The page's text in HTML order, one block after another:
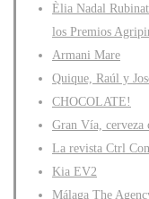
Èlia Nadal
los Premios
Armani Mare
Quique, Raúl y
CHOCOLATE!
Gran Vía,
La revista Ctrl
Kia EV2
Málaga The